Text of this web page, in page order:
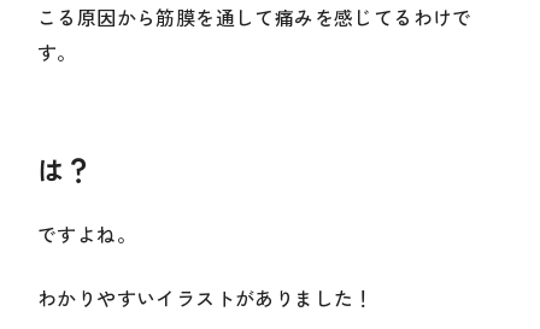
こる原因から筋膜を通して痛みを感じてるわけで
す。
は？
ですよね。
わかりやすいイラストがありました！